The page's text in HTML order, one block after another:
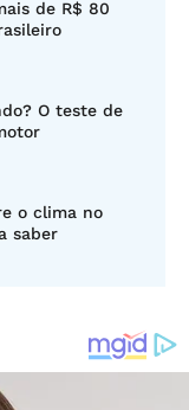
de R$ 80
O teste de
o clima no
saber